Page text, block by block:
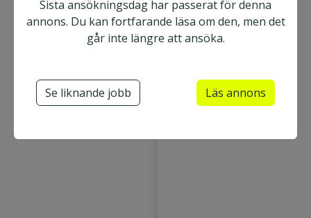
Sista ansökningsdag har passerat för denna
annons. Du kan fortfarande läsa om den, men det
går inte längre att ansöka.
Se liknande jobb Läs annons